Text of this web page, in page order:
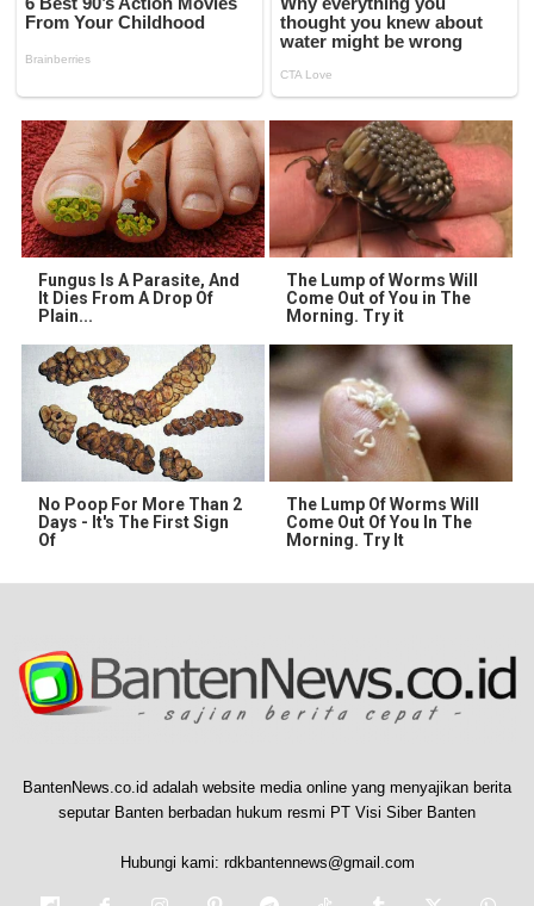
Fungus Is A Parasite, And
It Dies From A Drop Of
Plain...
The Lump of Worms Will
Come Out of You in The
Morning. Try it
No Poop For More Than 2
Days - It's The First Sign
Of
The Lump Of Worms Will
Come Out Of You In The
Morning. Try It
BantenNews.co.id adalah website media online yang menyajikan berita
seputar Banten berbadan hukum resmi PT Visi Siber Banten
Hubungi kami: rdkbantennews@gmail.com